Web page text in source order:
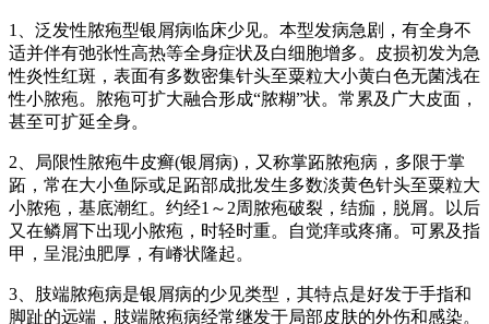
1、泛发性脓疱型银屑病临床少见。本型发病急剧，有全身不
适并伴有弛张性高热等全身症状及白细胞增多。皮损初发为急
性炎性红斑，表面有多数密集针头至粟粒大小黄白色无菌浅在
性小脓疱。脓疱可扩大融合形成“脓糊”状。常累及广大皮面，
甚至可扩延全身。
2、局限性脓疱牛皮癣(银屑病)，又称掌跖脓疱病，多限于掌
跖，常在大小鱼际或足跖部成批发生多数淡黄色针头至粟粒大
小脓疱，基底潮红。约经1～2周脓疱破裂，结痂，脱屑。以后
又在鳞屑下出现小脓疱，时轻时重。自觉痒或疼痛。可累及指
甲，呈混浊肥厚，有嵴状隆起。
3、肢端脓疱病是银屑病的少见类型，其特点是好发于手指和
脚趾的远端，肢端脓疱病经常继发于局部皮肤的外伤和感染。